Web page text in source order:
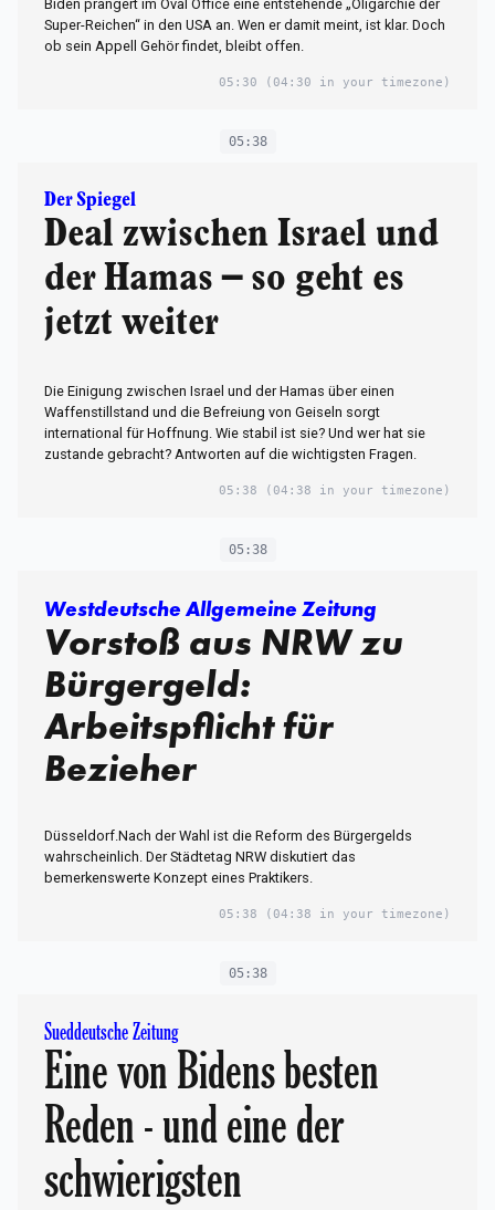
Biden prangert im Oval Office eine entstehende „Oligarchie der
Super-Reichen“ in den USA an. Wen er damit meint, ist klar. Doch
ob sein Appell Gehör findet, bleibt offen.
05:30 (04:30 in your timezone)
05:38
Der Spiegel
Deal zwischen Israel und
der Hamas – so geht es
jetzt weiter
Die Einigung zwischen Israel und der Hamas über einen
Waffenstillstand und die Befreiung von Geiseln sorgt
international für Hoffnung. Wie stabil ist sie? Und wer hat sie
zustande gebracht? Antworten auf die wichtigsten Fragen.
05:38 (04:38 in your timezone)
05:38
Westdeutsche Allgemeine Zeitung
Vorstoß aus NRW zu
Bürgergeld:
Arbeitspflicht für
Bezieher
Düsseldorf.Nach der Wahl ist die Reform des Bürgergelds
wahrscheinlich. Der Städtetag NRW diskutiert das
bemerkenswerte Konzept eines Praktikers.
05:38 (04:38 in your timezone)
05:38
Sueddeutsche Zeitung
Eine von Bidens besten
Reden - und eine der
schwierigsten